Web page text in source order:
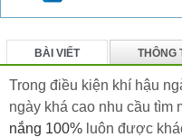
BÀI VIẾT THÔNG
BÌNH LUẬN
Trong điều kiện khí hậu
ngày khá cao nhu cầu tìm
nắng 100% luôn được